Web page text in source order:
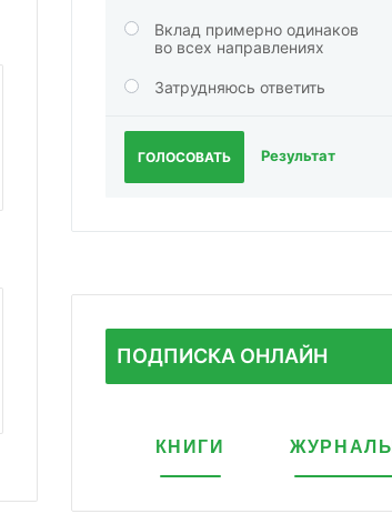
Вклад примерно одинаков
во всех направлениях
Затрудняюсь ответить
ГОЛОСОВАТЬ Результат
ПОДПИСКА ОНЛАЙН
КНИГИ ЖУРНАЛЫ